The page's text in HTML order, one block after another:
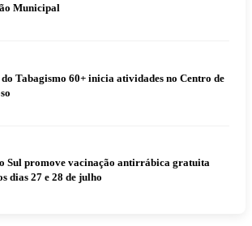
Municipal
do Tabagismo 60+ inicia atividades no Centro de
Sul promove vacinação antirrábica gratuita
dias 27 e 28 de julho